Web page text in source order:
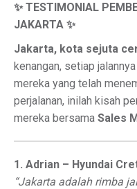
✨ TESTIMONIAL
JAKARTA ✨
Jakarta, kota sejuta
kenangan, setiap
mereka yang telah
perjalanan, inilah kisah
mereka bersama Sales
1. Adrian – Hyundai
“Jakarta adalah rimba